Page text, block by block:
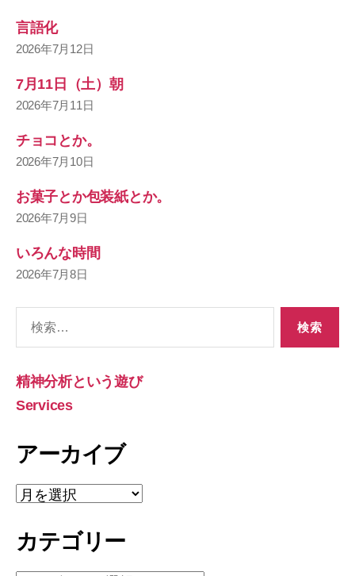
言語化
2026年7月12日
7月11日（土）朝
2026年7月11日
チョコとか。
2026年7月10日
お菓子とか包装紙とか。
2026年7月9日
いろんな時間
2026年7月8日
象:
精神分析という遊び
Services
アーカイブ
ア
ー
イ
カテゴリー